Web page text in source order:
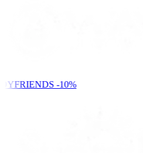
-10%